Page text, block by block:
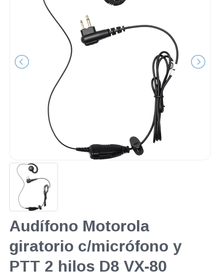
Audífono Motorola
giratorio c/micrófono y
PTT 2 hilos D8 VX-80